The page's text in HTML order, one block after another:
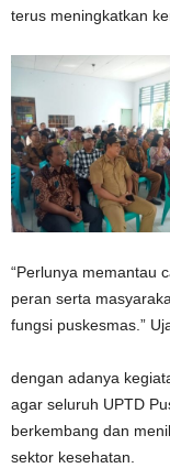
terus meningkatkan
“Perlunya memantau
peran serta
fungsi puskesmas.”
dengan adanya
agar seluruh UPTD
berkembang dan
sektor kesehatan.